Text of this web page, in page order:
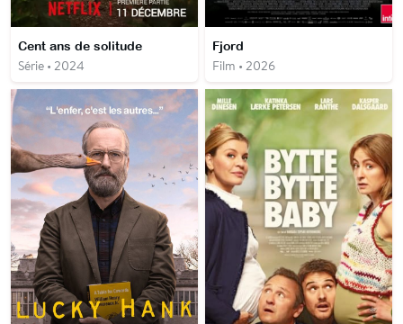
Cent ans de solitude
Série • 2024
Fjord
Film • 2026